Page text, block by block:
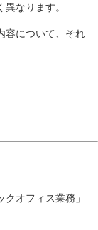
なります。
容について、それ
オフィス業務」